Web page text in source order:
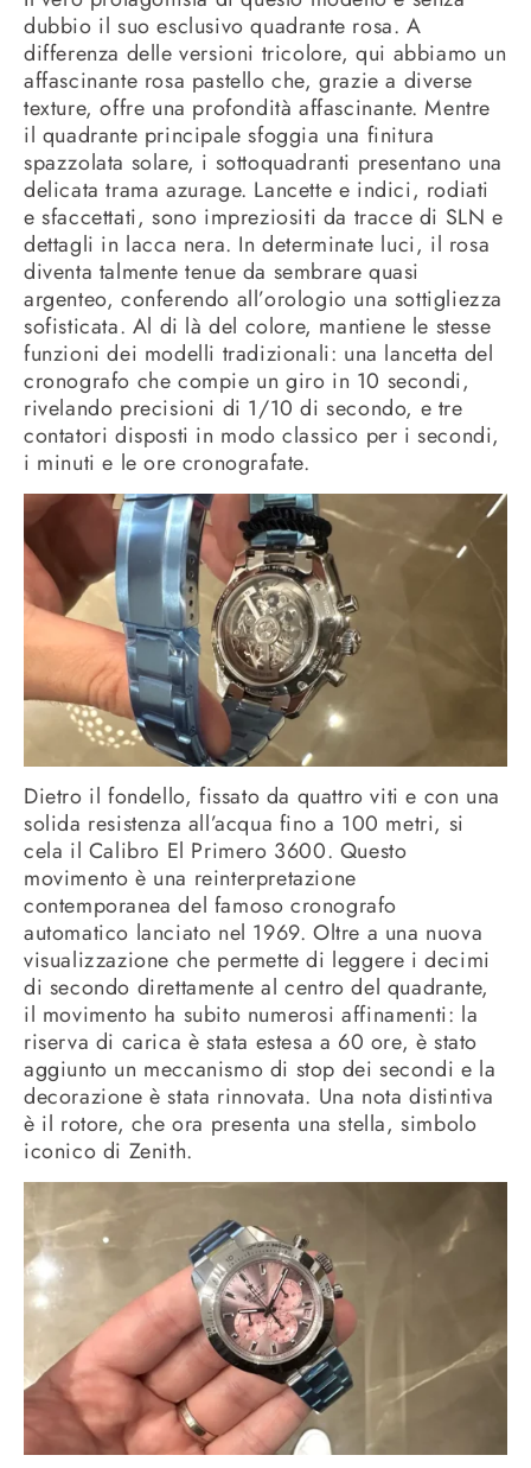
dubbio il suo esclusivo quadrante rosa. A
differenza delle versioni tricolore, qui abbiamo un
affascinante rosa pastello che, grazie a diverse
texture, offre una profondità affascinante. Mentre
il quadrante principale sfoggia una finitura
spazzolata solare, i sottoquadranti presentano una
delicata trama azurage. Lancette e indici, rodiati
e sfaccettati, sono impreziositi da tracce di SLN e
dettagli in lacca nera. In determinate luci, il rosa
diventa talmente tenue da sembrare quasi
argenteo, conferendo all’orologio una sottigliezza
sofisticata. Al di là del colore, mantiene le stesse
funzioni dei modelli tradizionali: una lancetta del
cronografo che compie un giro in 10 secondi,
rivelando precisioni di 1/10 di secondo, e tre
contatori disposti in modo classico per i secondi,
i minuti e le ore cronografate.
Dietro il fondello, fissato da quattro viti e con una
solida resistenza all’acqua fino a 100 metri, si
cela il Calibro El Primero 3600. Questo
movimento è una reinterpretazione
contemporanea del famoso cronografo
automatico lanciato nel 1969. Oltre a una nuova
visualizzazione che permette di leggere i decimi
di secondo direttamente al centro del quadrante,
il movimento ha subito numerosi affinamenti: la
riserva di carica è stata estesa a 60 ore, è stato
aggiunto un meccanismo di stop dei secondi e la
decorazione è stata rinnovata. Una nota distintiva
è il rotore, che ora presenta una stella, simbolo
iconico di Zenith.